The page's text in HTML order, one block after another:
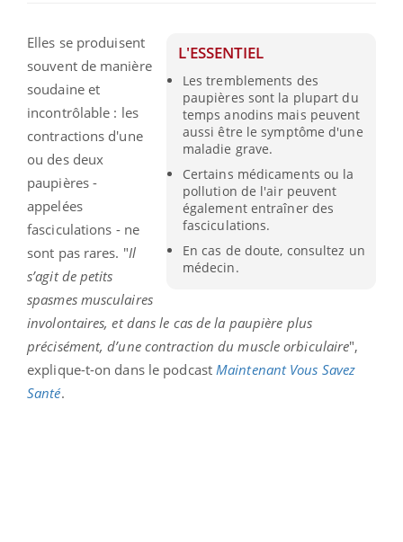
L'ESSENTIEL
Les tremblements des
paupières sont la plupart du
temps anodins mais peuvent
aussi être le symptôme d'une
maladie grave.
Certains médicaments ou la
pollution de l'air peuvent
également entraîner des
fasciculations.
En cas de doute, consultez un
médecin.
Elles se produisent
souvent de manière
soudaine et
incontrôlable : les
contractions d'une
ou des deux
paupières -
appelées
fasciculations - ne
sont pas rares. "Il
s’agit de petits
spasmes musculaires
involontaires, et dans le cas de la paupière plus
précisément, d’une contraction du muscle orbiculaire",
explique-t-on dans le podcast Maintenant Vous Savez
Santé.